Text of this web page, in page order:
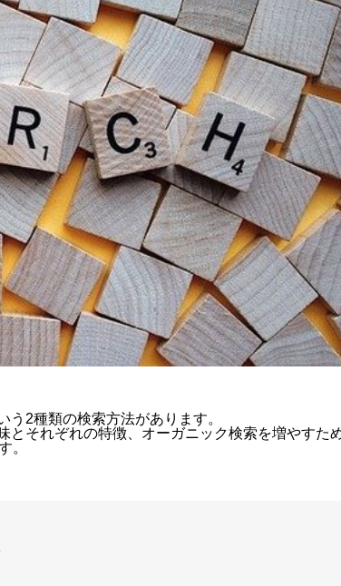
2種類の検索方法があります。
とそれぞれの特徴、オーガニック検索を増やすた
。